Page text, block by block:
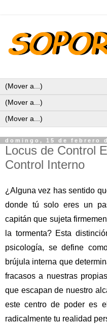
domingo, 15 de febrero
Locus de Control
Control Interno
¿Alguna vez has sentido
donde tú solo eres un
capitán que sujeta
la tormenta? Esta
psicología, se define
brújula interna que
fracasos a nuestras
que escapan de nuestro
este centro de poder es
radicalmente tu realidad